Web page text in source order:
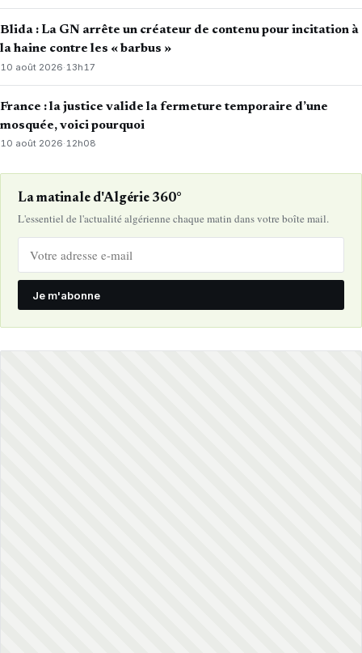
Blida : La GN arrête un créateur de contenu pour incitation à
la haine contre les « barbus »
10 août 2026·13h17
France : la justice valide la fermeture temporaire d’une
mosquée, voici pourquoi
10 août 2026·12h08
La matinale d'Algérie 360°
L'essentiel de l'actualité algérienne chaque matin dans votre boîte mail.
Je m'abonne